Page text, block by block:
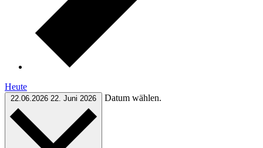
Heute
22.06.2026 22. Juni 2026 Datum wählen.